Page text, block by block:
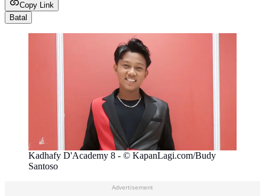
Copy Link
Batal
Kadhafy D'Academy 8 - © KapanLagi.com/Budy
Santoso
Advertisement